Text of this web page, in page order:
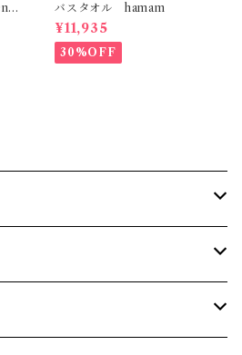
s
バスタオル hamam
¥11,935
30%OFF